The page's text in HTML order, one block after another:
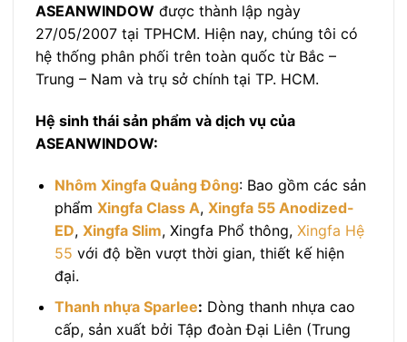
ASEANWINDOW được thành lập ngày
27/05/2007 tại TPHCM. Hiện nay, chúng tôi có
hệ thống phân phối trên toàn quốc từ Bắc –
Trung – Nam và trụ sở chính tại TP. HCM.
Hệ sinh thái sản phẩm và dịch vụ của
ASEANWINDOW:
Nhôm Xingfa Quảng Đông: Bao gồm các sản
phẩm Xingfa Class A, Xingfa 55 Anodized-
ED, Xingfa Slim, Xingfa Phổ thông, Xingfa Hệ
55 với độ bền vượt thời gian, thiết kế hiện
đại.
Thanh nhựa Sparlee: Dòng thanh nhựa cao
cấp, sản xuất bởi Tập đoàn Đại Liên (Trung